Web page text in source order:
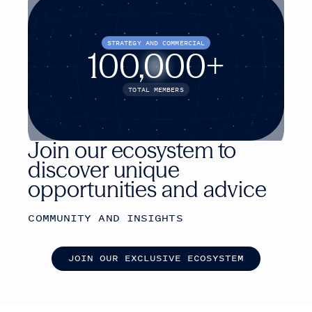
Join our ecosystem to
discover unique
opportunities and advice
COMMUNITY AND INSIGHTS
JOIN OUR EXCLUSIVE ECOSYSTEM
STRATEGY AND COMMERCIAL
100,000+
TOTAL MEMBERS